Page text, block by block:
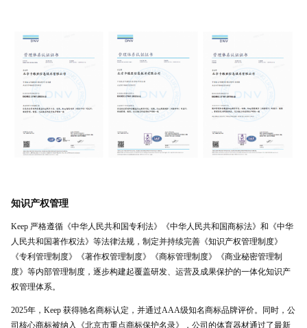
知识产权管理
Keep 严格遵循《中华人民共和国专利法》《中华人民共和国商标法》和《中华
人民共和国著作权法》等法律法规，制定并持续完善《知识产权管理制度》
《专利管理制度》《著作权管理制度》《商标管理制度》《商业秘密管理制
度》等内部管理制度，逐步构建起覆盖研发、运营及成果保护的一体化知识产
权管理体系。
2025年，Keep 获得驰名商标认定，并通过AAA级知名商标品牌评价。同时，公
司核心商标被纳入《北京市重点商标保护名录》，公司的体育器材通过了最新